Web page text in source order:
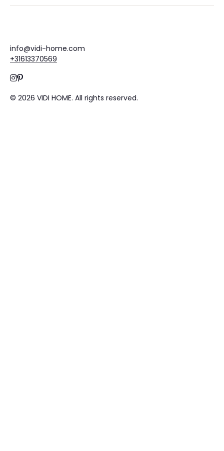
info@vidi-home.com
+31613370569
© 2026 VIDI HOME. All rights reserved.